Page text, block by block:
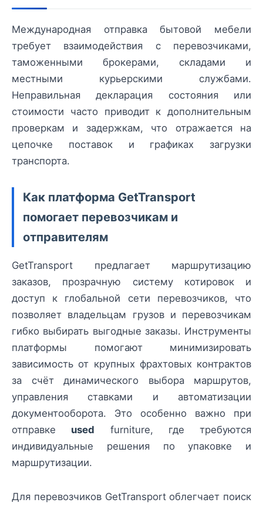
Международная отправка бытовой мебели
требует взаимодействия с перевозчиками,
таможенными брокерами, складами и
местными курьерскими службами.
Неправильная декларация состояния или
стоимости часто приводит к дополнительным
проверкам и задержкам, что отражается на
цепочке поставок и графиках загрузки
транспорта.
Как платформа GetTransport
помогает перевозчикам и
отправителям
GetTransport предлагает маршрутизацию
заказов, прозрачную систему котировок и
доступ к глобальной сети перевозчиков, что
позволяет владельцам грузов и перевозчикам
гибко выбирать выгодные заказы. Инструменты
платформы помогают минимизировать
зависимость от крупных фрахтовых контрактов
за счёт динамического выбора маршрутов,
управления ставками и автоматизации
документооборота. Это особенно важно при
отправке used furniture, где требуются
индивидуальные решения по упаковке и
маршрутизации.
Для перевозчиков GetTransport облегчает поиск